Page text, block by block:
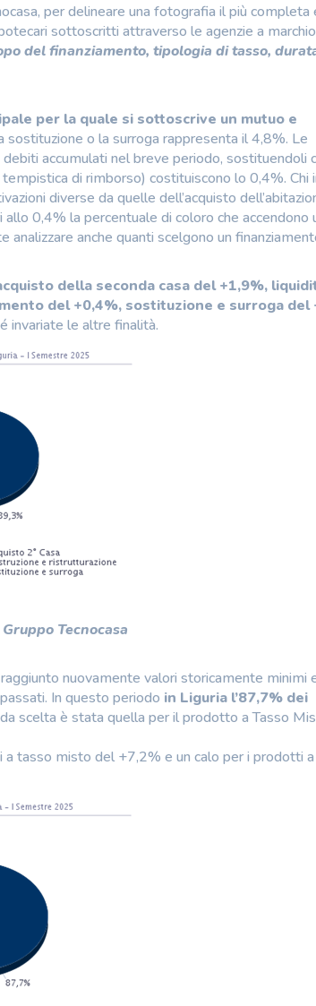
per delineare una fotografia il più completa
sottoscritti attraverso le agenzie a
del finanziamento, tipologia di tasso,
per la quale si sottoscrive un mutuo e
sostituzione o la surroga rappresenta il 4,8%. Le
accumulati nel breve periodo, sostituendoli
di rimborso) costituiscono lo 0,4%. Chi
diverse da quelle dell’acquisto
0,4% la percentuale di coloro che accendono
anche quanti scelgono un
della seconda casa del +1,9%,
del +0,4%, sostituzione e surroga del
invariate le altre finalità.
Tecnocasa
nuovamente valori storicamente minimi
In questo periodo in Liguria l’87,7% dei
scelta è stata quella per il prodotto a Tasso
tasso misto del +7,2% e un calo per i prodotti